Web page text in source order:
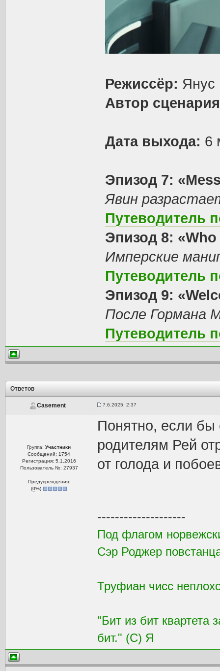
Режиссёр:
Автор
Дата выхода: 6
Эпизод 7:
Явин
Путеводитель
Эпизод 8:
Имперские
Путеводитель
Эпизод 9:
После Гормана
Путеводитель
Ответов
Casement 7.6.2025, 2:37
Группа:Участники
Сообщений: 1754
Регистрация: 5.1.2016
Пользователь №: 27937
Предупреждения:
(0%)
Понятно, если бы
родителям Рей
от голода и
--------------------
Под флагом
Сэр Роджер
Труфиан чисс
"Бит из бит квартета
бит." (С) Я